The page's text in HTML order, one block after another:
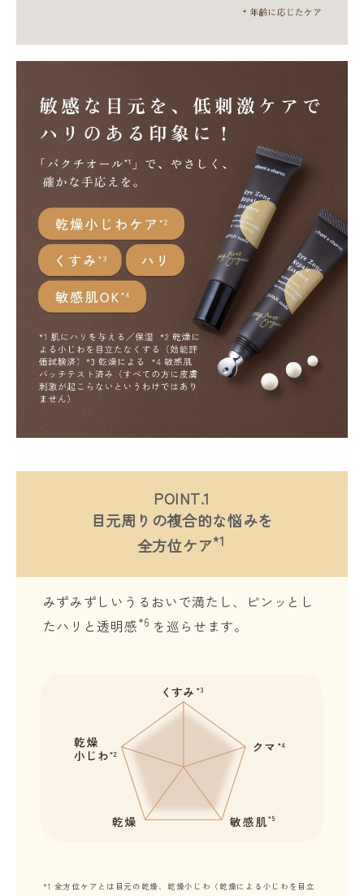
POINT.1
目元周りの複合的な悩みを
全方位ケア*1
みずみずしいうるおいで満たし、ピンッとし
たハリと透明感*6 を巡らせます。
*1 全方位ケアとは目元の乾燥、乾燥小じわ（乾燥による小じわを目立